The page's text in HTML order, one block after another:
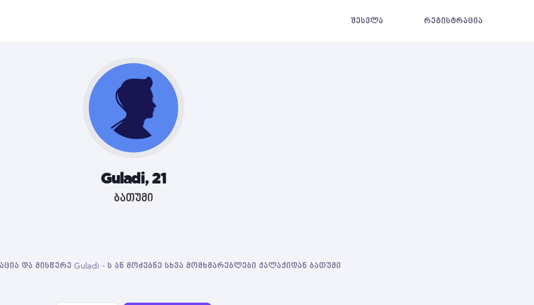
შესვლა რეგისტრაცია
Guladi, 21
ბათუმი
და მისწერე Guladi - ს ან მოძებნე სხვა მომხმარებლები ქალაქიდან ბათუმი